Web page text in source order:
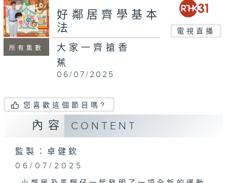
所有集數
好鄰居齊學基本
法
電視直播
大家一齊搶香
蕉
06/07/2025
您喜歡這個節目嗎?
內容 CONTENT
監製：卓健欽
06/07/2025